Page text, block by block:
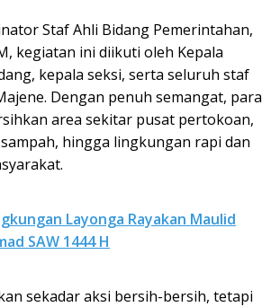
Staf Ahli Bidang Pemerintahan,
kegiatan ini diikuti oleh Kepala
kepala seksi, serta seluruh staf
Dengan penuh semangat, para
area sekitar pusat pertokoan,
hingga lingkungan rapi dan
Layonga Rayakan Maulid
SAW 1444 H
sekadar aksi bersih-bersih, tetapi